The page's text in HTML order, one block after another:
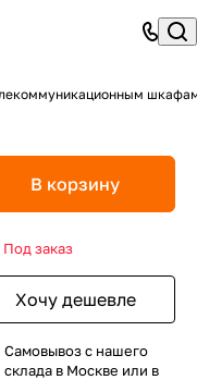
В корзину
Под заказ
Хочу дешевле
Самовывоз с нашего
склада в Москве или в